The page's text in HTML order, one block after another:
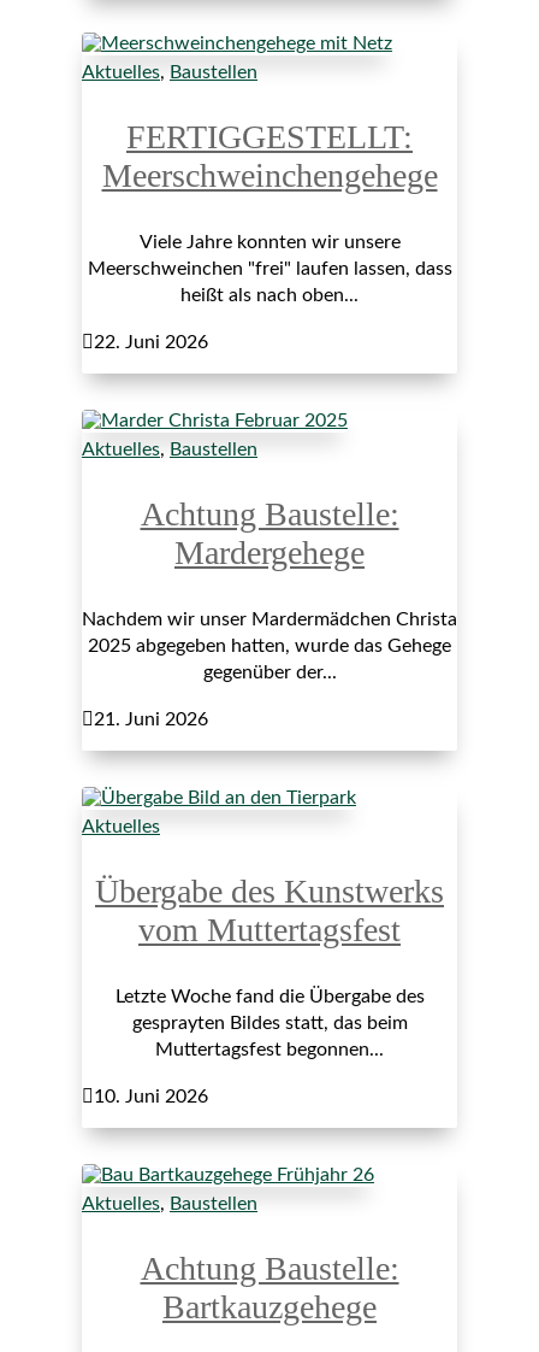
Aktuelles, Baustellen
FERTIGGESTELLT:
Meerschweinchengehege
Viele Jahre konnten wir unsere
Meerschweinchen "frei" laufen lassen, dass
heißt als nach oben...
22. Juni 2026
Aktuelles, Baustellen
Achtung Baustelle:
Mardergehege
Nachdem wir unser Mardermädchen Christa
2025 abgegeben hatten, wurde das Gehege
gegenüber der...
21. Juni 2026
Aktuelles
Übergabe des Kunstwerks
vom Muttertagsfest
Letzte Woche fand die Übergabe des
gesprayten Bildes statt, das beim
Muttertagsfest begonnen...
10. Juni 2026
Aktuelles, Baustellen
Achtung Baustelle:
Bartkauzgehege